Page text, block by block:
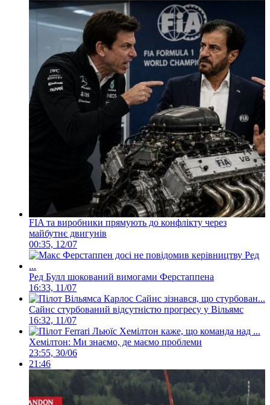
FIA та виробники прямують до конфлікту через
майбутнє двигунів
00:35, 12/07
Ред Булл шокований вимогами Ферстаппена
16:33, 11/07
Сайнс стурбований відсутністю прогресу у Вільямс
16:32, 11/07
Хемілтон: Ми знаємо, де маємо проблеми
23:55, 30/06
21:46